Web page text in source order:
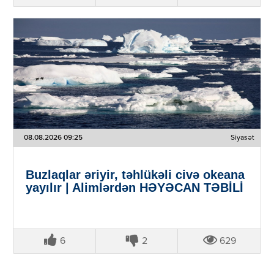
08.08.2026 09:25 Siyasət
Buzlaqlar əriyir, təhlükəli civə okeana
yayılır | Alimlərdən HƏYƏCAN TƏBİLİ
6 2 629